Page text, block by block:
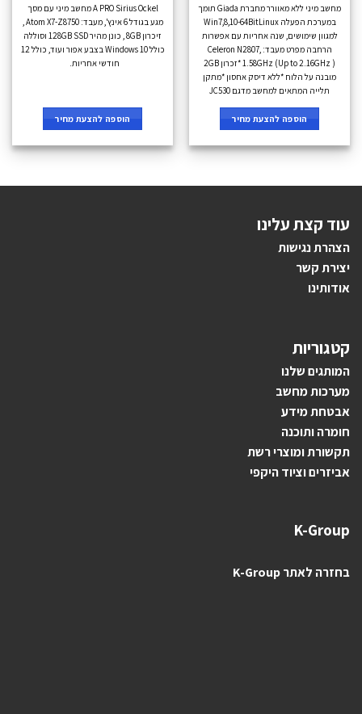
מחשב מיני ללא מאוורר מחברת Giada תומך
במערכת הפעלה Win7,8,10-64BitLinux
למגוון שימושים, שנה אחריות עם אפשרות
הרחבה מפרט מעבד: Celeron N2807,
1.58GHz (Up to 2.16GHz ) *זכרון 2GB
מובנה על הלוח *ללא דיסק אחסון *מתקן
תלייה המתאים למחשב מדגם JC530
הוספה להצעת מחיר
A PRO Sirius Ockel מחשב מיני עם מסך
מגע בגודל 6 אינץ', מעבד: Atom X7-Z8750 ,
זיכרון 8GB , כונן מהיר 128GB SSD וסוללה
כולל Windows 10 בצבע אפור ועוד, כולל 12
חודשי אחריות.
הוספה להצעת מחיר
עוד קצת עלינו
הצהרת נגישות
יצירת קשר
אודותינו
קטגוריות
המותגים שלנו
מערכות מחשב
אבטחת מידע
חומרה ותוכנה
תקשורת ומוצרי רשת
אביזרים וציוד היקפי
K-Group
בחזרה לאתר K-Group